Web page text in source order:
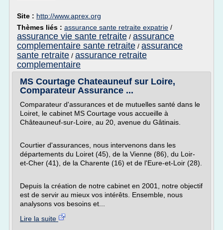
Site : http://www.aprex.org
Thèmes liés : assurance sante retraite expatrie /
assurance vie sante retraite / assurance
complementaire sante retraite / assurance
sante retraite / assurance retraite
complementaire
MS Courtage Chateauneuf sur Loire,
Comparateur Assurance ...
Comparateur d'assurances et de mutuelles santé dans le
Loiret, le cabinet MS Courtage vous accueille à
Châteauneuf-sur-Loire, au 20, avenue du Gâtinais.
Courtier d'assurances, nous intervenons dans les
départements du Loiret (45), de la Vienne (86), du Loir-
et-Cher (41), de la Charente (16) et de l'Eure-et-Loir (28).
Depuis la création de notre cabinet en 2001, notre objectif
est de servir au mieux vos intérêts. Ensemble, nous
analysons vos besoins et...
Lire la suite